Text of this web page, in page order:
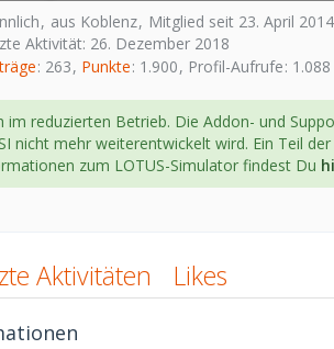
aus Koblenz
Mitglied seit 23. April 2014
Aktivität: 26. Dezember 2018
263 Punkte 1.900 Profil-Aufrufe 1.088
im reduzierten Betrieb. Die Addon- und
nicht mehr weiterentwickelt wird. Ein Teil
zum LOTUS-Simulator findest Du
Aktivitäten Likes